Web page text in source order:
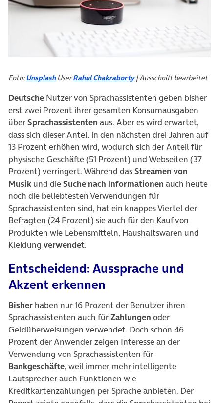
Foto: Unsplash(öffnet in neuem Tab)
UserRahul Chakraborty(öffnet in neuem Tab)
| Ausschnitt bearbeitet
Deutsche Nutzer von Sprachassistenten geben bisher
erst zwei Prozent ihrer gesamten Konsumausgaben
überSprachassistenten aus. Aber es wird erwartet,
dass sich dieser Anteil in den nächsten drei Jahren auf
13 Prozent erhöhen wird, wodurch sich der Anteil für
physische Geschäfte (51 Prozent) und Webseiten (37
Prozent) verringert. Während dasStreamen von
Musik und dieSuche nach Informationen auch heute
noch die beliebtesten Verwendungen für
Sprachassistenten sind, hat ein knappes Viertel der
Befragten (24 Prozent) sie auch für den Kauf von
Produkten wie Lebensmitteln, Haushaltswaren und
Kleidung verwendet.
Entscheidend: Aussprache und
Akzent erkennen
Bisher haben nur 16 Prozent der Benutzer ihren
Sprachassistenten auch fürZahlungen oder
Geldüberweisungen verwendet. Doch schon 46
Prozent der Anwender zeigen Interesse an der
Verwendung von Sprachassistenten für
Bankgeschäfte, weil immer mehr intelligente
Lautsprecher auch Funktionen wie
Kreditkartenzahlungen per Sprache anbieten. Der